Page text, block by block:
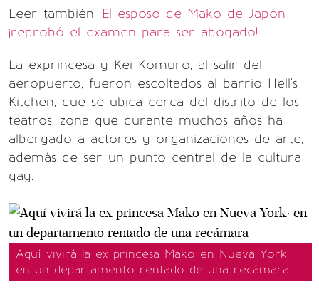
Leer también: El esposo de Mako de Japón
¡reprobó el examen para ser abogado!
La exprincesa y Kei Komuro, al salir del
aeropuerto, fueron escoltados al barrio Hell's
Kitchen, que se ubica cerca del distrito de los
teatros, zona que durante muchos años ha
albergado a actores y organizaciones de arte,
además de ser un punto central de la cultura
gay.
Aquí vivirá la ex princesa Mako en Nueva York:
en un departamento rentado de una recámara